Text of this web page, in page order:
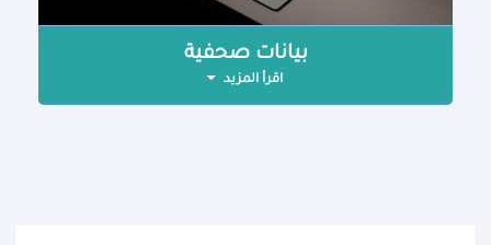
بيانات صحفية
اقرأ المزيد